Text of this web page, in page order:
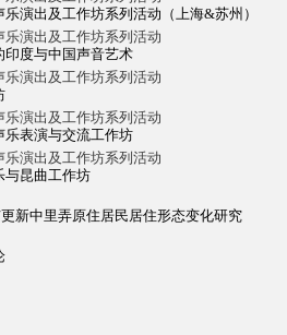
演出及工作坊系列活动（上海&苏州）
演出及工作坊系列活动
印度与中国声音艺术
演出及工作坊系列活动
演出及工作坊系列活动
乐表演与交流工作坊
演出及工作坊系列活动
与昆曲工作坊
新中里弄原住居民居住形态变化研究